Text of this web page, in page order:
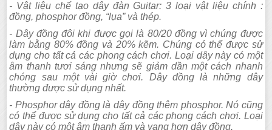
- Vật liệu chế tạo dây đàn Guitar: 3 loại vật liệu chính :
đồng, phosphor đồng, “lụa” và thép.
- Dây đồng đôi khi được gọi là 80/20 đồng vì chúng được
làm bằng 80% đồng và 20% kẽm. Chúng có thể được sử
dụng cho tất cả các phong cách chơi. Loại dây này có một
âm thanh tươi sáng nhưng sẽ giảm dần một cách nhanh
chóng sau một vài giờ chơi. Dây đồng là những dây
thường được sử dụng nhất.
- Phosphor dây đồng là dây đồng thêm phosphor. Nó cũng
có thể được sử dụng cho tất cả các phong cách chơi. Loại
dây này có một âm thanh ấm và vang hơn dây đồng.